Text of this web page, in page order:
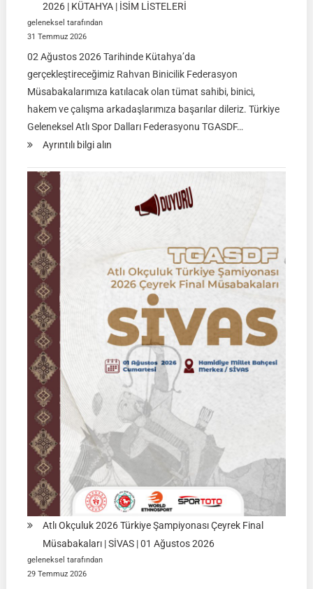
2026 | KÜTAHYA | İSİM LİSTELERİ
geleneksel tarafından
31 Temmuz 2026
02 Ağustos 2026 Tarihinde Kütahya’da
gerçekleştireceğimiz Rahvan Binicilik Federasyon
Müsabakalarımıza katılacak olan tümat sahibi, binici,
hakem ve çalışma arkadaşlarımıza başarılar dileriz. Türkiye
Geleneksel Atlı Spor Dalları Federasyonu TGASDF…
Ayrıntılı bilgi alın:
Federasyon
Müsabakası
02
Ağustos
2026
|
KÜTAHYA
|
İSİM
LİSTELERİ
Atlı Okçuluk 2026 Türkiye Şampiyonası Çeyrek Final
Müsabakaları | SİVAS | 01 Ağustos 2026
geleneksel tarafından
29 Temmuz 2026